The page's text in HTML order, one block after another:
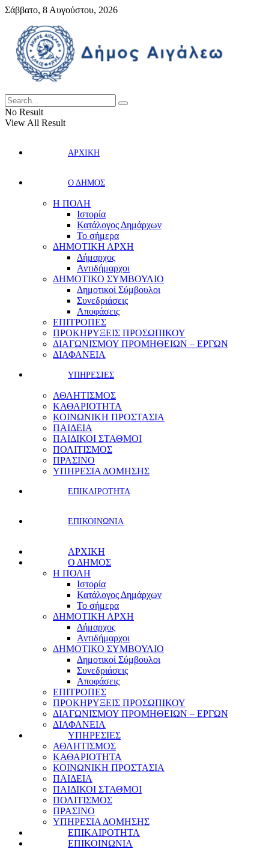
Σάββατο, 8 Αυγούστου, 2026
No Result
View All Result
ΑΡΧΙΚΗ
Ο ΔΗΜΟΣ
Η ΠΟΛΗ
Ιστορία
Κατάλογος Δημάρχων
Το σήμερα
ΔΗΜΟΤΙΚΗ ΑΡΧΗ
Δήμαρχος
Αντιδήμαρχοι
ΔΗΜΟΤΙΚΟ ΣΥΜΒΟΥΛΙΟ
Δημοτικοί Σύμβουλοι
Συνεδριάσεις
Αποφάσεις
ΕΠΙΤΡΟΠΕΣ
ΠΡΟΚΗΡΥΞΕΙΣ ΠΡΟΣΩΠΙΚΟΥ
ΔΙΑΓΩΝΙΣΜΟΥ ΠΡΟΜΗΘΕΙΩΝ – ΕΡΓΩΝ
ΔΙΑΦΑΝΕΙΑ
ΥΠΗΡΕΣΙΕΣ
ΑΘΛΗΤΙΣΜΟΣ
ΚΑΘΑΡΙΟΤΗΤΑ
ΚΟΙΝΩΝΙΚΗ ΠΡΟΣΤΑΣΙΑ
ΠΑΙΔΕΙΑ
ΠΑΙΔΙΚΟΙ ΣΤΑΘΜΟΙ
ΠΟΛΙΤΙΣΜΟΣ
ΠΡΑΣΙΝΟ
ΥΠΗΡΕΣΙΑ ΔΟΜΗΣΗΣ
ΕΠΙΚΑΙΡΟΤΗΤΑ
ΕΠΙΚΟΙΝΩΝΙΑ
ΑΡΧΙΚΗ
Ο ΔΗΜΟΣ
Η ΠΟΛΗ
Ιστορία
Κατάλογος Δημάρχων
Το σήμερα
ΔΗΜΟΤΙΚΗ ΑΡΧΗ
Δήμαρχος
Αντιδήμαρχοι
ΔΗΜΟΤΙΚΟ ΣΥΜΒΟΥΛΙΟ
Δημοτικοί Σύμβουλοι
Συνεδριάσεις
Αποφάσεις
ΕΠΙΤΡΟΠΕΣ
ΠΡΟΚΗΡΥΞΕΙΣ ΠΡΟΣΩΠΙΚΟΥ
ΔΙΑΓΩΝΙΣΜΟΥ ΠΡΟΜΗΘΕΙΩΝ – ΕΡΓΩΝ
ΔΙΑΦΑΝΕΙΑ
ΥΠΗΡΕΣΙΕΣ
ΑΘΛΗΤΙΣΜΟΣ
ΚΑΘΑΡΙΟΤΗΤΑ
ΚΟΙΝΩΝΙΚΗ ΠΡΟΣΤΑΣΙΑ
ΠΑΙΔΕΙΑ
ΠΑΙΔΙΚΟΙ ΣΤΑΘΜΟΙ
ΠΟΛΙΤΙΣΜΟΣ
ΠΡΑΣΙΝΟ
ΥΠΗΡΕΣΙΑ ΔΟΜΗΣΗΣ
ΕΠΙΚΑΙΡΟΤΗΤΑ
ΕΠΙΚΟΙΝΩΝΙΑ